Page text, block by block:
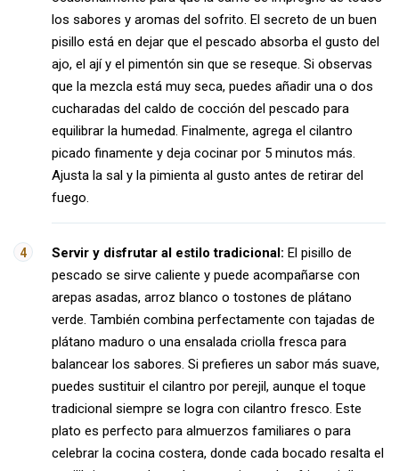
los sabores y aromas del sofrito. El secreto de un buen
pisillo está en dejar que el pescado absorba el gusto del
ajo, el ají y el pimentón sin que se reseque. Si observas
que la mezcla está muy seca, puedes añadir una o dos
cucharadas del caldo de cocción del pescado para
equilibrar la humedad. Finalmente, agrega el cilantro
picado finamente y deja cocinar por 5 minutos más.
Ajusta la sal y la pimienta al gusto antes de retirar del
fuego.
Servir y disfrutar al estilo tradicional: El pisillo de
pescado se sirve caliente y puede acompañarse con
arepas asadas, arroz blanco o tostones de plátano
verde. También combina perfectamente con tajadas de
plátano maduro o una ensalada criolla fresca para
balancear los sabores. Si prefieres un sabor más suave,
puedes sustituir el cilantro por perejil, aunque el toque
tradicional siempre se logra con cilantro fresco. Este
plato es perfecto para almuerzos familiares o para
celebrar la cocina costera, donde cada bocado resalta el